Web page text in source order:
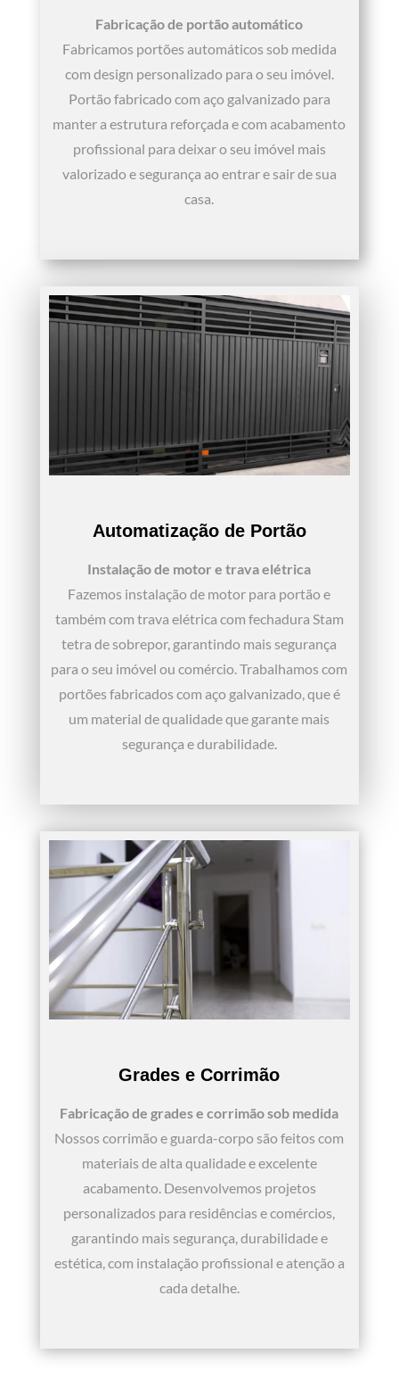
Fabricação de portão automático
Fabricamos portões automáticos sob medida
com design personalizado para o seu imóvel.
Portão fabricado com aço galvanizado para
manter a estrutura reforçada e com acabamento
profissional para deixar o seu imóvel mais
valorizado e segurança ao entrar e sair de sua
casa.
Automatização de Portão
Instalação de motor e trava elétrica
Fazemos instalação de motor para portão e
também com trava elétrica com fechadura Stam
tetra de sobrepor, garantindo mais segurança
para o seu imóvel ou comércio. Trabalhamos com
portões fabricados com aço galvanizado, que é
um material de qualidade que garante mais
segurança e durabilidade.
Grades e Corrimão
Fabricação de grades e corrimão sob medida
Nossos corrimão e guarda-corpo são feitos com
materiais de alta qualidade e excelente
acabamento. Desenvolvemos projetos
personalizados para residências e comércios,
garantindo mais segurança, durabilidade e
estética, com instalação profissional e atenção a
cada detalhe.